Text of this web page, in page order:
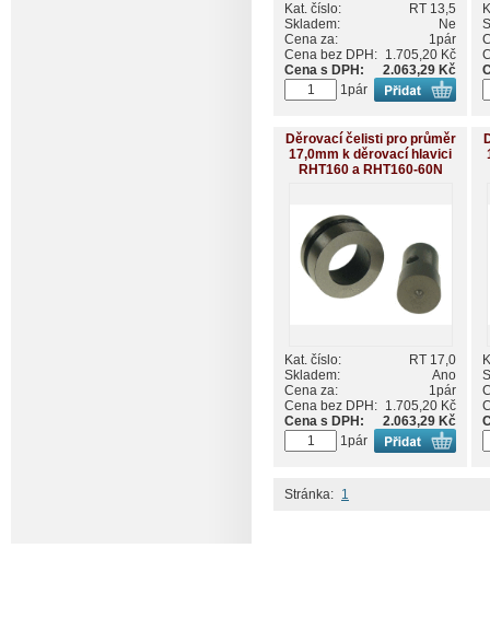
Kat. číslo:
RT 13,5
Skladem:
Ne
Cena za:
1pár
Cena bez DPH: 1.705,20 Kč
Cena s DPH:
2.063,29 Kč
1pár
Děrovací čelisti pro průměr
17,0mm k děrovací hlavici
RHT160 a RHT160-60N
Kat. číslo:
RT 17,0
Skladem:
Ano
Cena za:
1pár
Cena bez DPH: 1.705,20 Kč
Cena s DPH:
2.063,29 Kč
1pár
Stránka: 1